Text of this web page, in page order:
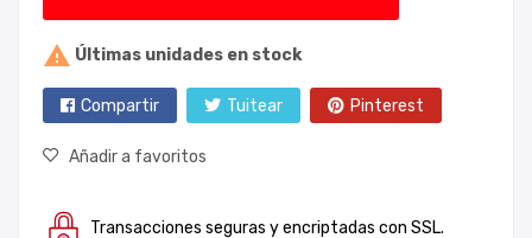
 Últimas unidades en stock
Compartir Tuitear Pinterest
Añadir a favoritos
Transacciones seguras y encriptadas con SSL.